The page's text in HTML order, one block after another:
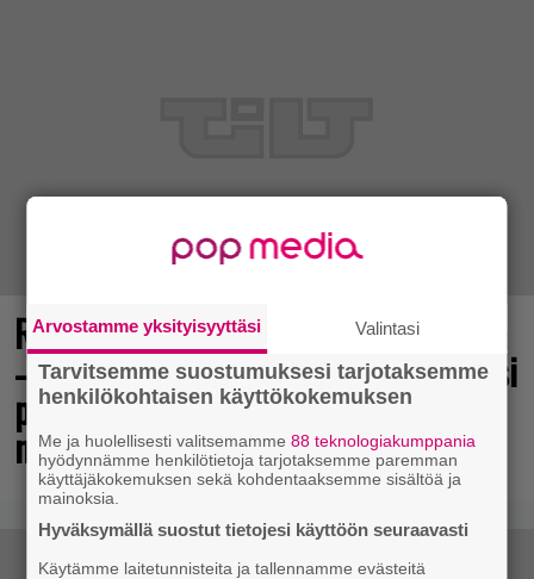
Rakastettu pelisarja täyttää 25 vuotta
– vuonna 2012 julkaistu osa ilmaiseksi
pc:lle, muita osia voi testailla
maksutta
Arvostamme yksityisyyttäsi Valintasi
Tarvitsemme suostumuksesi tarjotaksemme
henkilökohtaisen käyttökokemuksen
Me ja huolellisesti valitsemamme88 teknologiakumppania
hyödynnämme henkilötietoja tarjotaksemme paremman
käyttäjäkokemuksen sekä kohdentaaksemme sisältöä ja
mainoksia.
Hyväksymällä suostut tietojesi käyttöön seuraavasti
Käytämme laitetunnisteita ja tallennamme evästeitä